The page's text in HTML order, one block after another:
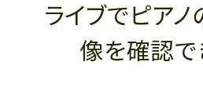
ライブでピア
像を確認で